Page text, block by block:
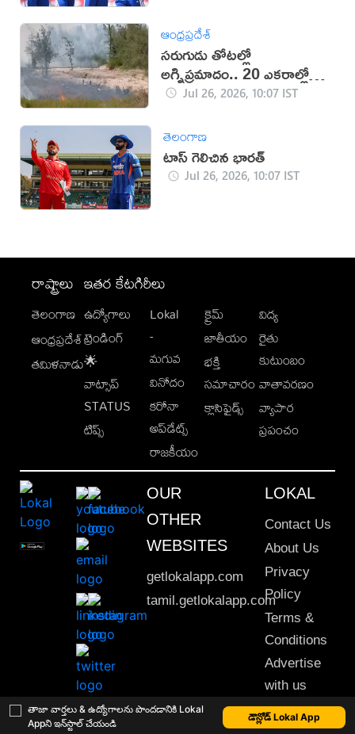
తాజా వార్తలు & ఉద్యోగాలను పొందడానికి Lokal
Appని ఇన్‌స్టాల్ చేయండి
డౌన్లోడ్ Lokal App
ఆంధ్రప్రదేశ్
సరుగుడు తోటల్లో
అగ్నిప్రమాదం.. 20 ఎకరాల్లో
మంటలు
Jul 26, 2026, 10:07 IST
తెలంగాణ
టాస్ గెలిచిన భారత్
Jul 26, 2026, 10:07 IST
రాష్ట్రాలు
తెలంగాణ
ఆంధ్రప్రదేశ్
తమిళనాడు
ఇతర కేటగిరీలు
ఉద్యోగాలు
ట్రెండింగ్
🌟
వాట్సాప్
STATUS
టిప్స్
Lokal
-
మగువ
వినోదం
కరోనా
అప్‌డేట్స్
రాజకీయం
క్రైమ్
జాతీయం
భక్తి
సమాచారం
క్లాసిఫైడ్స్
విద్య
రైతు
కుటుంబం
వాతావరణం
వ్యాపార
ప్రపంచం
OUR
OTHER
WEBSITES
getlokalapp.com
tamil.getlokalapp.com
LOKAL
Contact Us
About Us
Privacy
Policy
Terms &
Conditions
Advertise
with us
Sitemap
This material may not be published, transmitted, rewritten or redistributed. © 2020 Lokal App. All rights reserved.